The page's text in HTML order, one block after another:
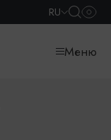
RU
Меню